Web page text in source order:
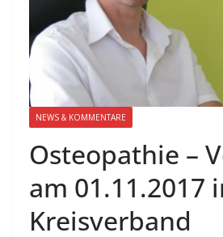
NEWS & KOMMENTARE
Osteopathie –
am 01.11.2017
Kreisverband